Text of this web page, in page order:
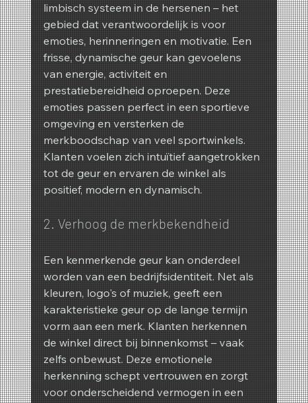
limbisch systeem in de hersenen – het
gebied dat verantwoordelijk is voor
emoties, herinneringen en motivatie. Een
frisse, dynamische geur kan gevoelens
van energie, activiteit en
prestatiebereidheid oproepen. Deze
emoties passen perfect in een sportieve
omgeving en versterken de
merkboodschap van veel sportwinkels.
Klanten voelen zich intuïtief aangetrokken
tot de geur en ervaren de winkel als
positief, modern en dynamisch.
2. Verhoog de merkbekendheid
Een kenmerkende geur kan onderdeel
worden van een bedrijfsidentiteit. Net als
kleuren, logo's of muziek, geeft een
karakteristieke geur op de lange termijn
vorm aan een merk. Klanten herkennen
de winkel direct bij binnenkomst – vaak
zelfs onbewust. Deze emotionele
herkenning schept vertrouwen en zorgt
voor onderscheidend vermogen in een